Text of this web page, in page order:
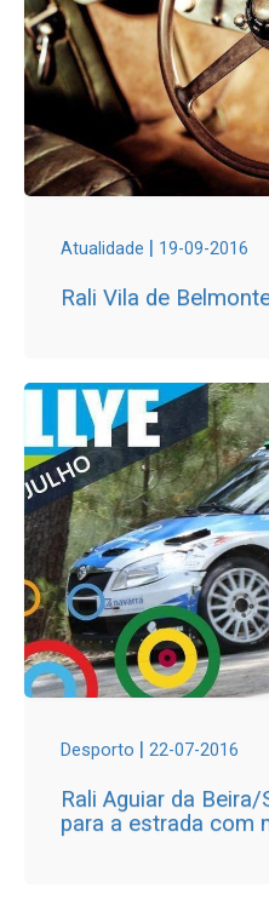
Atualidade | 19-09-2016
Rali Vila de
Desporto | 22-07-2016
Rali Aguiar da
para a estrada com